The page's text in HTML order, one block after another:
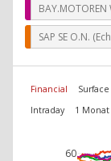
BAY.MOTOREN
SAP SE O.N.
Financial
Surface
Intraday
1 Monat
60